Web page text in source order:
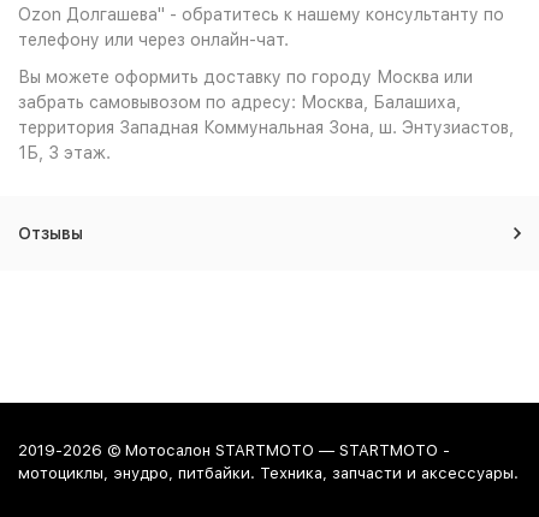
Ozon Долгашева" - обратитесь к нашему консультанту по
телефону или через онлайн-чат.
Вы можете оформить доставку по городу Москва или
забрать самовывозом по адресу: Москва, Балашиха,
территория Западная Коммунальная Зона, ш. Энтузиастов,
1Б, 3 этаж.
Отзывы
2019-2026 © Мотосалон STARTMOTO — STARTMOTO -
мотоциклы, энудро, питбайки. Техника, запчасти и аксессуары.